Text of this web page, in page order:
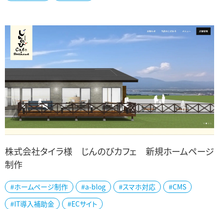
佐渡市の株式会社タイラ様 じんのびカフェの公式ホームページを制
作しました。 開放感あふれる青い海を望めながら食事ができる絶景
カフェ。美しい夕日を眺めながらカフ...
株式会社タイラ様 じんのびカフェ 新規ホームページ
制作
#ホームページ制作 #a-blog #スマホ対応
#CMS
#IT導入補助金
#ECサイト